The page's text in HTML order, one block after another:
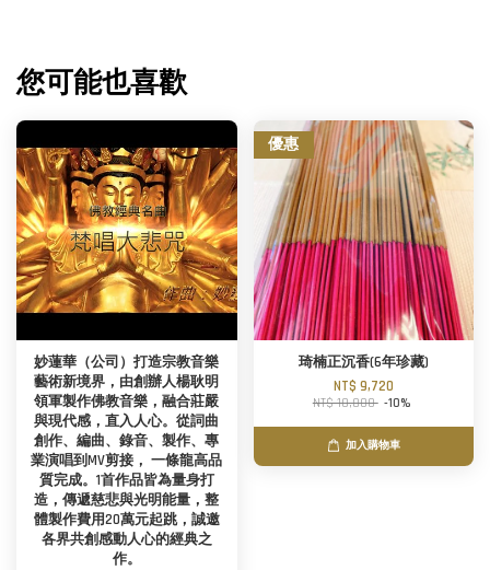
您可能也喜歡
妙蓮華（公司）打造宗教音樂
藝術新境界，由創辦人楊耿明
領軍製作佛教音樂，融合莊嚴
與現代感，直入人心。從詞曲
創作、編曲、錄音、製作、專
業演唱到MV剪接， 一條龍高品
質完成。1首作品皆為量身打
造，傳遞慈悲與光明能量，整
體製作費用20萬元起跳，誠邀
各界共創感動人心的經典之
作。
優惠
琦楠正沉香(6年珍藏)
NT$ 9,720
NT$ 10,800 -10%
加入購物車